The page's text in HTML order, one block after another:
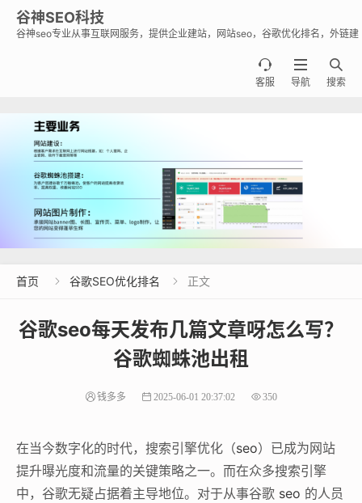
谷神SEO科技
谷神seo专业从事互联网服务，提供企业建站，网站seo，谷歌优化排名，外链建

搜索

导航

客服
首页  谷歌SEO优化排名  正文
谷歌seo每天发布几篇文章呀怎么写？
谷歌蜘蛛池出租
钱多多 2025-06-01 20:37:02 350
在当今数字化的时代，搜索引擎优化（seo）已成为网站
提升曝光度和流量的关键策略之一。而在众多搜索引擎
中，谷歌无疑占据着主导地位。对于从事谷歌 seo 的人员